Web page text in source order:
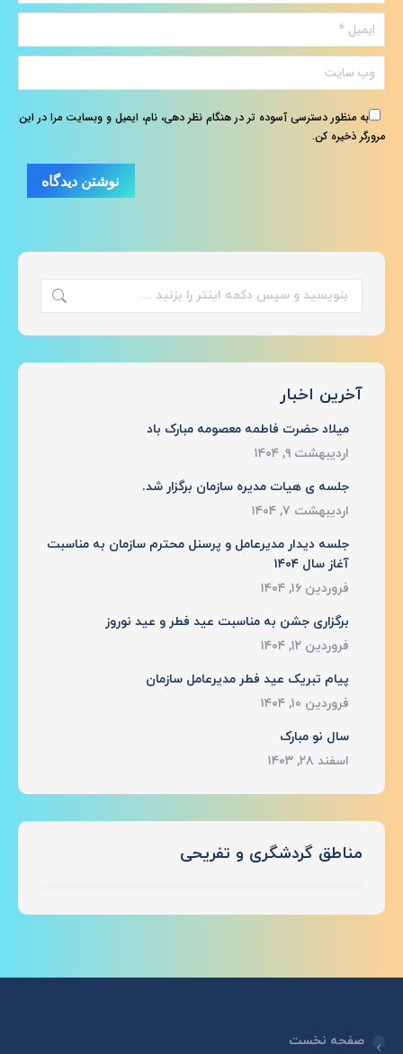
ایمیل *
وب سایت
به منظور دسترسی آسوده تر در هنگام نظر دهی، نام، ایمیل و وبسایت مرا در این
مرورگر ذخیره کن.
نوشتن دیدگاه
آخرین اخبار
میلاد حضرت فاطمه معصومه مبارک باد
اردیبهشت ۹, ۱۴۰۴
جلسه ی هیات مدیره سازمان برگزار شد.
اردیبهشت ۷, ۱۴۰۴
جلسه دیدار مدیرعامل و پرسنل محترم سازمان به مناسبت
آغاز سال ۱۴۰۴
فروردین ۱۶, ۱۴۰۴
برگزاری جشن به مناسبت عید فطر و عید نوروز
فروردین ۱۲, ۱۴۰۴
پیام تبریک عید فطر مدیرعامل سازمان
فروردین ۱۰, ۱۴۰۴
سال نو مبارک
اسفند ۲۸, ۱۴۰۳
مناطق گردشگری و تفریحی
صفحه نخست